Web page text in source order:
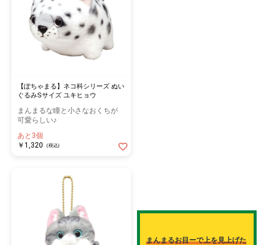
【ぽちゃまる】ネコ科シリーズ ぬい
ぐるみSサイズ ユキヒョウ
まんまるな瞳と小さなおくちが
可愛らしい♪
あと3個
￥1,320
(税込)
まんまるお目ーで上を見上げた